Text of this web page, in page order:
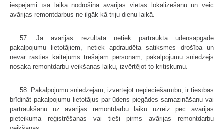
iespējami īsā laikā nodrošina avārijas vietas lokalizēšanu un veic
avārijas remontdarbus ne ilgāk kā triju dienu laikā.
57. Ja avārijas rezultātā netiek pārtraukta ūdensapgāde
pakalpojumu lietotājiem, netiek apdraudēta satiksmes drošība un
nevar rasties kaitējums trešajām personām, pakalpojumu sniedzējs
nosaka remontdarbu veikšanas laiku, izvērtējot to kritiskumu.
58. Pakalpojumu sniedzējam, izvērtējot nepieciešamību, ir tiesības
brīdināt pakalpojumu lietotājus par ūdens piegādes samazināšanu vai
pārtraukšanu uz avārijas remontdarbu laiku uzreiz pēc avārijas
pieteikuma reģistrēšanas vai tieši pirms avārijas remontdarbu